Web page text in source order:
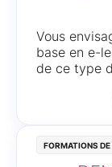
Vous
base en e-
de ce type
Formations de